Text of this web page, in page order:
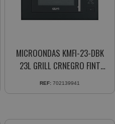
MICROONDAS KMFI-23-DBK
23L GRILL CRNEGRO FINT
DISPLAY
REF: 702139941